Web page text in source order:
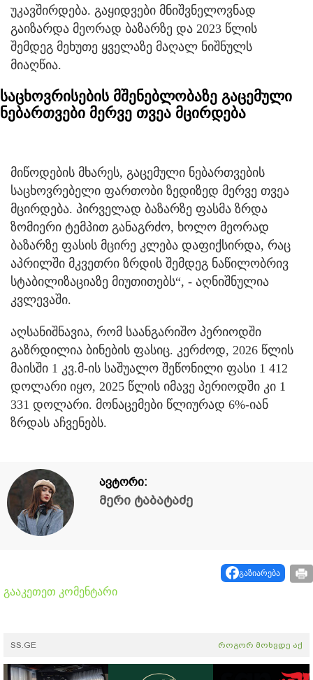
უკავშირდება. გაყიდვები მნიშვნელოვნად
გაიზარდა მეორად ბაზარზე და 2023 წლის
შემდეგ მეხუთე ყველაზე მაღალ ნიშნულს
მიაღწია.
საცხოვრისების მშენებლობაზე გაცემული
ნებართვები მერვე თვეა მცირდება
მიწოდების მხარეს, გაცემული ნებართვების
საცხოვრებელი ფართობი ზედიზედ მერვე თვეა
მცირდება. პირველად ბაზარზე ფასმა ზრდა
ზომიერი ტემპით განაგრძო, ხოლო მეორად
ბაზარზე ფასის მცირე კლება დაფიქსირდა, რაც
აპრილში მკვეთრი ზრდის შემდეგ ნაწილობრივ
სტაბილიზაციაზე მიუთითებს“, - აღნიშნულია
კვლევაში.
აღსანიშნავია, რომ საანგარიშო პერიოდში
გაზრდილია ბინების ფასიც. კერძოდ, 2026 წლის
მაისში 1 კვ.მ-ის საშუალო შეწონილი ფასი 1 412
დოლარი იყო, 2025 წლის იმავე პერიოდში კი 1
331 დოლარი. მონაცემები წლიურად 6%-იან
ზრდას აჩვენებს.
ავტორი:
მერი ტაბატაძე
გაზიარება
გააკეთეთ კომენტარი
SS.GE როგორ მოხვდე აქ